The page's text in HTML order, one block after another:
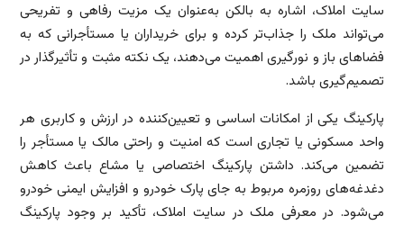
سایت املاک، اشاره به بالکن به‌عنوان یک مزیت رفاهی و تفریحی
می‌تواند ملک را جذاب‌تر کرده و برای خریداران یا مستأجرانی که به
فضاهای باز و نورگیری اهمیت می‌دهند، یک نکته مثبت و تأثیرگذار در
تصمیم‌گیری باشد.
پارکینگ یکی از امکانات اساسی و تعیین‌کننده در ارزش و کاربری هر
واحد مسکونی یا تجاری است که امنیت و راحتی مالک یا مستأجر را
تضمین می‌کند. داشتن پارکینگ اختصاصی یا مشاع باعث کاهش
دغدغه‌های روزمره مربوط به جای پارک خودرو و افزایش ایمنی خودرو
می‌شود. در معرفی ملک در سایت املاک، تأکید بر وجود پارکینگ